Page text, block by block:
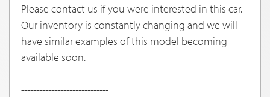
Please contact us if you were interested in this car.
Our inventory is constantly changing and we will
have similar examples of this model becoming
available soon.
-----------------------------